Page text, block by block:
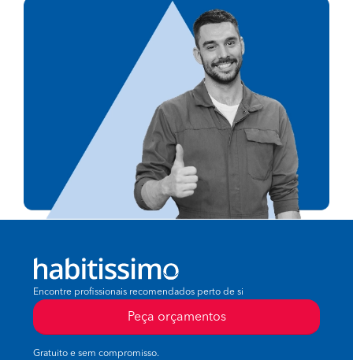
Encontre profissionais recomendados perto de si
Peça orçamentos
Gratuito e sem compromisso.